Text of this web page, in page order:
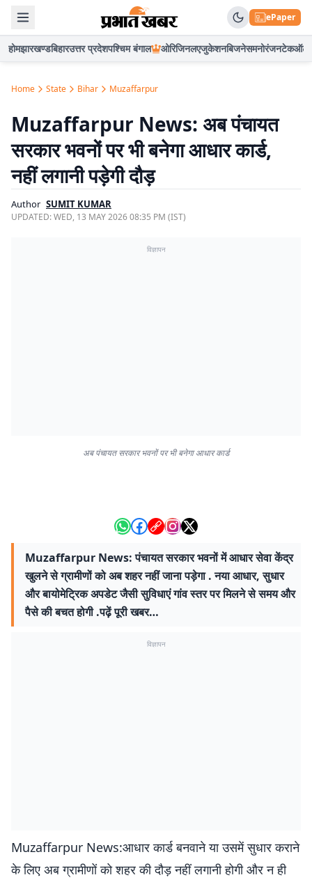
ePaper
होमझारखण्डबिहारउत्तर प्रदेशपश्चिम बंगाल ओरिजिनलएजुकेशनबिजनेसमनोरंजनटेकऑटो
Home State Bihar Muzaffarpur
Muzaffarpur News: अब पंचायत
सरकार भवनों पर भी बनेगा आधार कार्ड,
नहीं लगानी पड़ेगी दौड़
Author SUMIT KUMAR
UPDATED:WED, 13 MAY 2026 08:35 PM (IST)
विज्ञापन
अब पंचायत सरकार भवनों पर भी बनेगा आधार कार्ड
Muzaffarpur News: पंचायत सरकार भवनों में आधार सेवा केंद्र
खुलने से ग्रामीणों को अब शहर नहीं जाना पड़ेगा . नया आधार, सुधार
और बायोमेट्रिक अपडेट जैसी सुविधाएं गांव स्तर पर मिलने से समय और
पैसे की बचत होगी .पढ़ें पूरी खबर…
विज्ञापन
Muzaffarpur News:आधार कार्ड बनवाने या उसमें सुधार कराने
के लिए अब ग्रामीणों को शहर की दौड़ नहीं लगानी होगी और न ही